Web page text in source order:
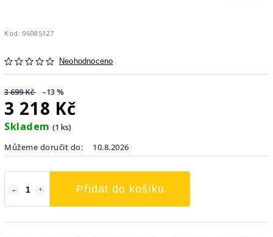
Kód: 96085127
Neohodnoceno
3 699 Kč –13 %
3 218 Kč
Skladem (1 ks)
Můžeme doručit do:
10.8.2026
Přidat do košíku